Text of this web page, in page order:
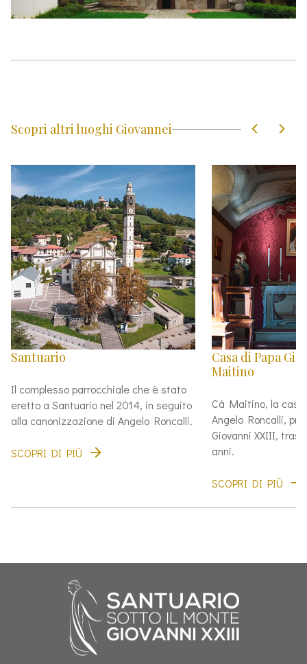
Scopri altri luoghi Giovannei
Santuario
Il complesso parrocchiale che è stato
eretto a Santuario nel 2014, in seguito
alla canonizzazione di Angelo Roncalli.
SCOPRI DI PIÙ
Casa di Papa
Maitino
Cà Maitino, la
Angelo Roncalli,
Giovanni XXIII,
anni.
SCOPRI DI PIÙ